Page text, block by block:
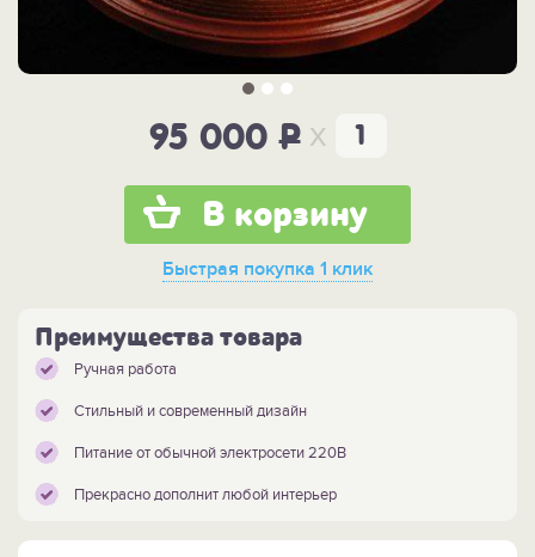
95 000P x
В корзину
Быстрая покупка 1 клик
Преимущества товара
Ручная работа
Стильный и современный дизайн
Питание от обычной электросети 220В
Прекрасно дополнит любой интерьер